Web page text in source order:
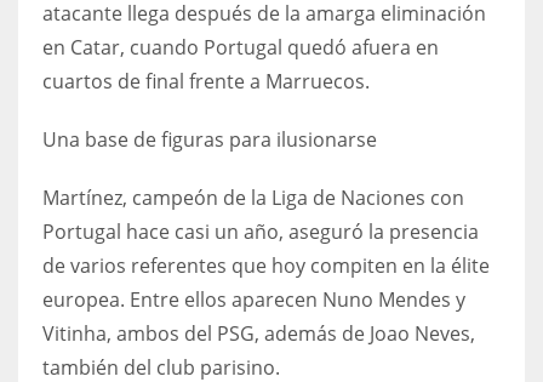
16
OAK
NYG
MIA
atacante llega después de la amarga eliminación
en Catar, cuando Portugal quedó afuera en
cuartos de final frente a Marruecos.
Una base de figuras para ilusionarse
Martínez, campeón de la Liga de Naciones con
Portugal hace casi un año, aseguró la presencia
de varios referentes que hoy compiten en la élite
europea. Entre ellos aparecen Nuno Mendes y
Vitinha, ambos del PSG, además de Joao Neves,
también del club parisino.